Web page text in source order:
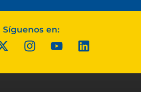
Síguenos en: